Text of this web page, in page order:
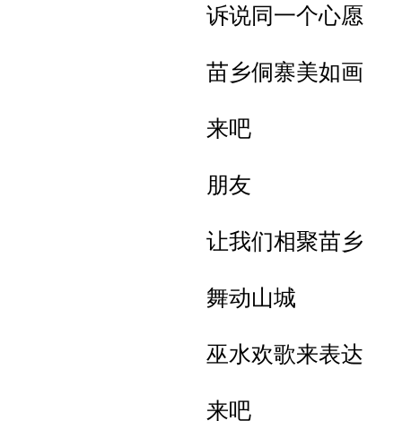
诉说同一个心愿
苗乡侗寨美如画
来吧
朋友
让我们相聚苗乡
舞动山城
巫水欢歌来表达
来吧